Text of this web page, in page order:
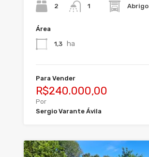
2 1 Abrigo
Área
1,3 ha
Para Vender
R$240.000,00
Por
Sergio Varante Ávila